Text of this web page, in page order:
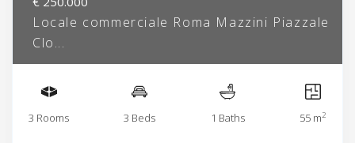
Locale commerciale Roma Mazzini Piazzale
Clo...
3 Rooms 3 Beds 1 Baths 55 m2